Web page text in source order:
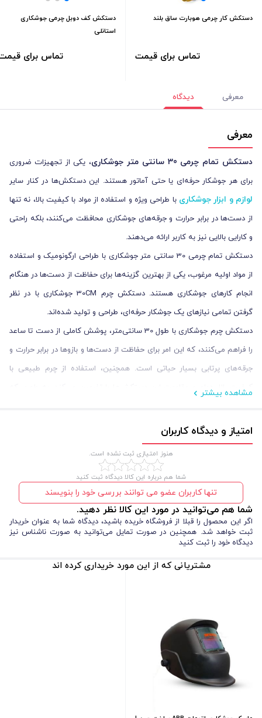
دستکش کار چرمی هوبارت ساق بلند
تماس برای قیمت
دستکش کف دوبل چرمی جوشکاری
استانلی
تماس برای
معرفی دیدگاه
معرفی
دستکش تمام چرمی 30 سانتی متر جوشکاری
، یکی از تجهیزات ضروری
برای هر جوشکار حرفه‌ای یا حتی آماتور هستند. این دستکش‌ها در کنار سایر
لوازم و ابزار جوشکاری با طراحی ویژه و استفاده از مواد با کیفیت بالا، نه تنها
از دست‌ها در برابر حرارت و جرقه‌های جوشکاری محافظت می‌کنند، بلکه راحتی
و کارایی بالایی نیز به کاربر ارائه می‌دهند.
دستکش تمام چرمی 30 سانتی متر جوشکاری با طراحی ارگونومیک و استفاده
از مواد اولیه مرغوب، یکی از بهترین گزینه‌ها برای حفاظت از دست‌ها در هنگام
انجام کارهای جوشکاری هستند. دستکش چرم 30CM جوشکاری با در نظر
گرفتن تمامی نیازهای یک جوشکار حرفه‌ای، طراحی و تولید شده‌اند.
دستکش چرم جوشکاری با طول 30 سانتی‌متر، پوشش کاملی از دست تا ساعد
را فراهم می‌کنند، که این امر برای حفاظت از دست‌ها و بازوها در برابر حرارت و
جرقه‌های پرتابی بسیار حیاتی است. همچنین، استفاده از چرم طبیعی با
کیفیت بالا، دوام و مقاومت این دستکش‌ها را تضمین می‌کند، به طوری که
تجهیزات چرمی جوشکاری
بخوانید.
ایران
نوع دوخت
دوخت صنعتی با نخ مقاوم در برابر حرارت
حدود 210 گرم (بسته به سایز دستکش)
عموماً رنگ طبیعی چرم یا رنگ‌های تیره
قابلیت ضد
مقاوم در برابر حرارت و جرقه‌های جوشکاری
کاربرد
مشاهده بیشتر
امتیاز و دیدگاه کاربران
هنوز امتیازی ثبت نشده است.
شما هم درباره این کالا دیدگاه ثبت کنید
تنها کاربران عضو می توانند بررسی خود را بنویسند
شما هم می‌توانید در مورد این کالا نظر دهید.
اگر این محصول را قبلا از فروشگاه خریده باشید، دیدگاه شما به عنوان خریدار
ثبت خواهد شد. همچنین در صورت تمایل می‌توانید به صورت ناشناس نیز
دیدگاه خود را ثبت کنید
مشتریانی که از این مورد خریداری کرده اند